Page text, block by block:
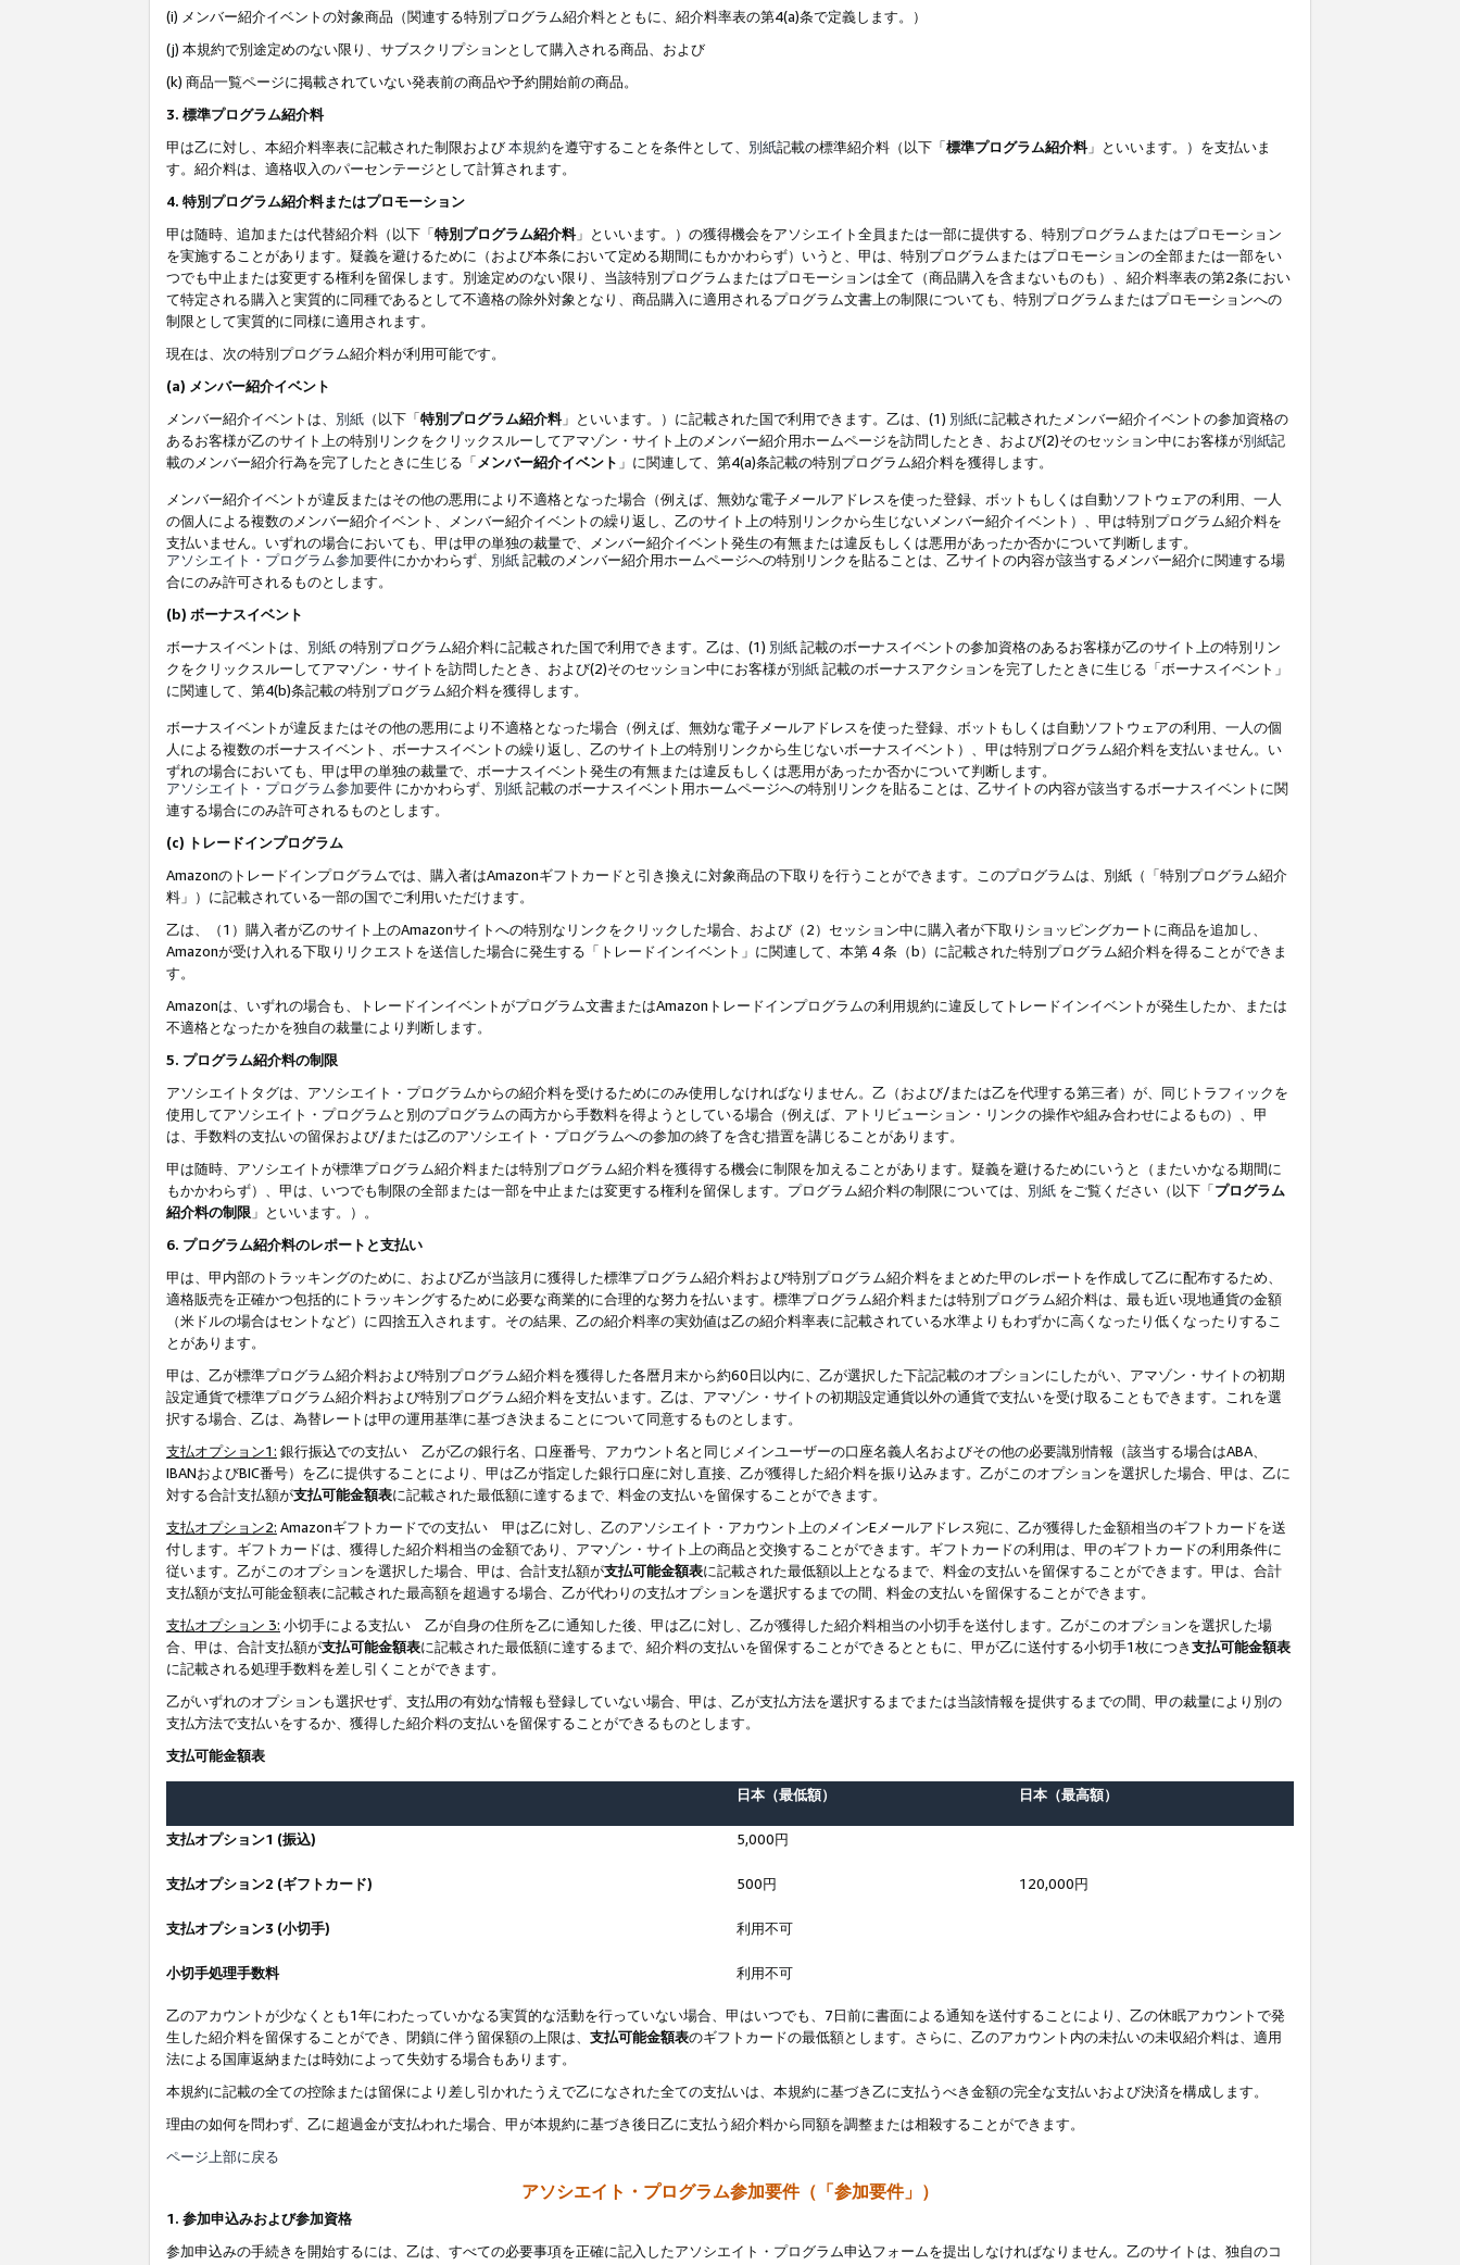
(i) メンバー紹介イベントの対象商品（関連する特別プログラム紹介料とともに、紹介料率表の第4(a)条で定義します。）
(j) 本規約で別途定めのない限り、サブスクリプションとして購入される商品、および
(k) 商品一覧ページに掲載されていない発表前の商品や予約開始前の商品。
3. 標準プログラム紹介料
甲は乙に対し、本紹介料率表に記載された制限および本規約を遵守することを条件として、 別紙記載の標準紹介料（以下「標準プログラム紹介料」といいます。）を支払いま
す。紹介料は、適格収入のパーセンテージとして計算されます。
4. 特別プログラム紹介料またはプロモーション
甲は随時、追加または代替紹介料（以下「特別プログラム紹介料」といいます。）の獲得機会をアソシエイト全員または一部に提供する、特別プログラムまたはプロモーション
を実施することがあります。疑義を避けるために（および本条において定める期間にもかかわらず）いうと、甲は、特別プログラムまたはプロモーションの全部または一部をい
つでも中止または変更する権利を留保します。別途定めのない限り、当該特別プログラムまたはプロモーションは全て（商品購入を含まないものも）、紹介料率表の第2条におい
て特定される購入と実質的に同種であるとして不適格の除外対象となり、商品購入に適用されるプログラム文書上の制限についても、特別プログラムまたはプロモーションへの
制限として実質的に同様に適用されます。
現在は、次の特別プログラム紹介料が利用可能です。
(a) メンバー紹介イベント
メンバー紹介イベントは、 別紙 （以下「特別プログラム紹介料」といいます。）に記載された国で利用できます。乙は、(1) 別紙に記載されたメンバー紹介イベントの参加資格の
あるお客様が乙のサイト上の特別リンクをクリックスルーしてアマゾン・サイト上のメンバー紹介用ホームページを訪問したとき、および(2)そのセッション中にお客様が別紙記
載のメンバー紹介行為を完了したときに生じる「 メンバー紹介イベント 」に関連して、第4(a)条記載の特別プログラム紹介料を獲得します。
メンバー紹介イベントが違反またはその他の悪用により不適格となった場合（例えば、無効な電子メールアドレスを使った登録、ボットもしくは自動ソフトウェアの利用、一人
の個人による複数のメンバー紹介イベント、メンバー紹介イベントの繰り返し、乙のサイト上の特別リンクから生じないメンバー紹介イベント）、甲は特別プログラム紹介料を
支払いません。いずれの場合においても、甲は甲の単独の裁量で、メンバー紹介イベント発生の有無または違反もしくは悪用があったか否かについて判断します。
アソシエイト・プログラム参加要件にかかわらず、 別紙記載のメンバー紹介用ホームページへの特別リンクを貼ることは、乙サイトの内容が該当するメンバー紹介に関連する場
合にのみ許可されるものとします。
(b) ボーナスイベント
ボーナスイベントは、 別紙の特別プログラム紹介料に記載された国で利用できます。乙は、(1) 別紙記載のボーナスイベントの参加資格のあるお客様が乙のサイト上の特別リン
クをクリックスルーしてアマゾン・サイトを訪問したとき、および(2)そのセッション中にお客様が別紙記載のボーナスアクションを完了したときに生じる「ボーナスイベント」
に関連して、第4(b)条記載の特別プログラム紹介料を獲得します。
ボーナスイベントが違反またはその他の悪用により不適格となった場合（例えば、無効な電子メールアドレスを使った登録、ボットもしくは自動ソフトウェアの利用、一人の個
人による複数のボーナスイベント、ボーナスイベントの繰り返し、乙のサイト上の特別リンクから生じないボーナスイベント）、甲は特別プログラム紹介料を支払いません。い
ずれの場合においても、甲は甲の単独の裁量で、ボーナスイベント発生の有無または違反もしくは悪用があったか否かについて判断します。
アソシエイト・プログラム参加要件 にかかわらず、 別紙記載のボーナスイベント用ホームページへの特別リンクを貼ることは、乙サイトの内容が該当するボーナスイベントに関
連する場合にのみ許可されるものとします。
(c) トレードインプログラム
Amazonのトレードインプログラムでは、購入者はAmazonギフトカードと引き換えに対象商品の下取りを行うことができます。このプログラムは、別紙（「特別プログラム紹介
料」）に記載されている一部の国でご利用いただけます。
乙は、（1）購入者が乙のサイト上のAmazonサイトへの特別なリンクをクリックした場合、および（2）セッション中に購入者が下取りショッピングカートに商品を追加し、
Amazonが受け入れる下取りリクエストを送信した場合に発生する「トレードインイベント」に関連して、本第 4 条（b）に記載された特別プログラム紹介料を得ることができま
す。
Amazonは、いずれの場合も、トレードインイベントがプログラム文書またはAmazonトレードインプログラムの利用規約に違反してトレードインイベントが発生したか、または
不適格となったかを独自の裁量により判断します。
5. プログラム紹介料の制限
アソシエイトタグは、アソシエイト・プログラムからの紹介料を受けるためにのみ使用しなければなりません。乙（および/または乙を代理する第三者）が、同じトラフィックを
使用してアソシエイト・プログラムと別のプログラムの両方から手数料を得ようとしている場合（例えば、アトリビューション・リンクの操作や組み合わせによるもの）、甲
は、手数料の支払いの留保および/または乙のアソシエイト・プログラムへの参加の終了を含む措置を講じることがあります。
甲は随時、アソシエイトが標準プログラム紹介料または特別プログラム紹介料を獲得する機会に制限を加えることがあります。疑義を避けるためにいうと（またいかなる期間に
もかかわらず）、甲は、いつでも制限の全部または一部を中止または変更する権利を留保します。プログラム紹介料の制限については、 別紙 をご覧ください（以下「プログラム
紹介料の制限 」といいます。）。
6. プログラム紹介料のレポートと支払い
甲は、甲内部のトラッキングのために、および乙が当該月に獲得した標準プログラム紹介料および特別プログラム紹介料をまとめた甲のレポートを作成して乙に配布するため、
適格販売を正確かつ包括的にトラッキングするために必要な商業的に合理的な努力を払います。標準プログラム紹介料または特別プログラム紹介料は、最も近い現地通貨の金額
（米ドルの場合はセントなど）に四捨五入されます。その結果、乙の紹介料率の実効値は乙の紹介料率表に記載されている水準よりもわずかに高くなったり低くなったりするこ
とがあります。
甲は、乙が標準プログラム紹介料および特別プログラム紹介料を獲得した各暦月末から約60日以内に、乙が選択した下記記載のオプションにしたがい、アマゾン・サイトの初期
設定通貨で標準プログラム紹介料および特別プログラム紹介料を支払います。乙は、アマゾン・サイトの初期設定通貨以外の通貨で支払いを受け取ることもできます。これを選
択する場合、乙は、為替レートは甲の運用基準に基づき決まることについて同意するものとします。
支払オプション1: 銀行振込での支払い 乙が乙の銀行名、口座番号、アカウント名と同じメインユーザーの口座名義人名およびその他の必要識別情報（該当する場合はABA、
IBANおよびBIC番号）を乙に提供することにより、甲は乙が指定した銀行口座に対し直接、乙が獲得した紹介料を振り込みます。乙がこのオプションを選択した場合、甲は、乙に
対する合計支払額が支払可能金額表に記載された最低額に達するまで、料金の支払いを留保することができます。
支払オプション2: Amazonギフトカードでの支払い 甲は乙に対し、乙のアソシエイト・アカウント上のメインEメールアドレス宛に、乙が獲得した金額相当のギフトカードを送
付します。ギフトカードは、獲得した紹介料相当の金額であり、アマゾン・サイト上の商品と交換することができます。ギフトカードの利用は、甲のギフトカードの利用条件に
従います。乙がこのオプションを選択した場合、甲は、合計支払額が支払可能金額表に記載された最低額以上となるまで、料金の支払いを留保することができます。甲は、合計
支払額が支払可能金額表に記載された最高額を超過する場合、乙が代わりの支払オプションを選択するまでの間、料金の支払いを留保することができます。
支払オプション 3: 小切手による支払い 乙が自身の住所を乙に通知した後、甲は乙に対し、乙が獲得した紹介料相当の小切手を送付します。乙がこのオプションを選択した場
合、甲は、合計支払額が支払可能金額表に記載された最低額に達するまで、紹介料の支払いを留保することができるとともに、甲が乙に送付する小切手1枚につき支払可能金額表
に記載される処理手数料を差し引くことができます。
乙がいずれのオプションも選択せず、支払用の有効な情報も登録していない場合、甲は、乙が支払方法を選択するまでまたは当該情報を提供するまでの間、甲の裁量により別の
支払方法で支払いをするか、獲得した紹介料の支払いを留保することができるものとします。
支払可能金額表
日本（最低額） 日本（最高額）
支払オプション1 (振込) 5,000円
支払オプション2 (ギフトカード) 500円 120,000円
支払オプション3 (小切手) 利用不可
小切手処理手数料 利用不可
乙のアカウントが少なくとも1年にわたっていかなる実質的な活動を行っていない場合、甲はいつでも、7日前に書面による通知を送付することにより、乙の休眠アカウントで発
生した紹介料を留保することができ、閉鎖に伴う留保額の上限は、 支払可能金額表のギフトカードの最低額とします。さらに、乙のアカウント内の未払いの未収紹介料は、適用
法による国庫返納または時効によって失効する場合もあります。
本規約に記載の全ての控除または留保により差し引かれたうえで乙になされた全ての支払いは、本規約に基づき乙に支払うべき金額の完全な支払いおよび決済を構成します。
理由の如何を問わず、乙に超過金が支払われた場合、甲が本規約に基づき後日乙に支払う紹介料から同額を調整または相殺することができます。
ページ上部に戻る
アソシエイト・プログラム参加要件（「参加要件」）
1. 参加申込みおよび参加資格
参加申込みの手続きを開始するには、乙は、すべての必要事項を正確に記入したアソシエイト・プログラム申込フォームを提出しなければなりません。乙のサイトは、独自のコ